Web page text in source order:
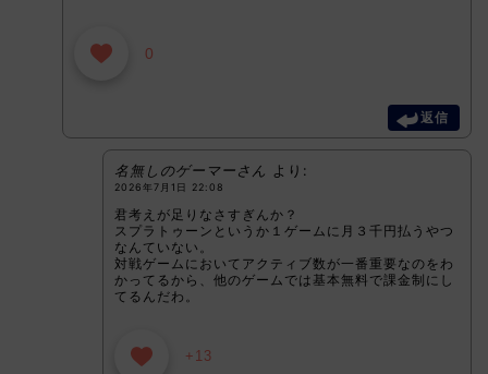
0
返信
名無しのゲーマーさん より:
2026年7月1日 22:08
君考えが足りなさすぎんか？
スプラトゥーンというか１ゲームに月３千円払うやつ
なんていない。
対戦ゲームにおいてアクティブ数が一番重要なのをわ
かってるから、他のゲームでは基本無料で課金制にし
てるんだわ。
+13